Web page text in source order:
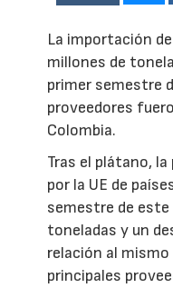
La importación
millones de
primer semestre
proveedores
Colombia.
Tras el plátano,
por la UE de
semestre de este
toneladas y un
relación al mismo
principales